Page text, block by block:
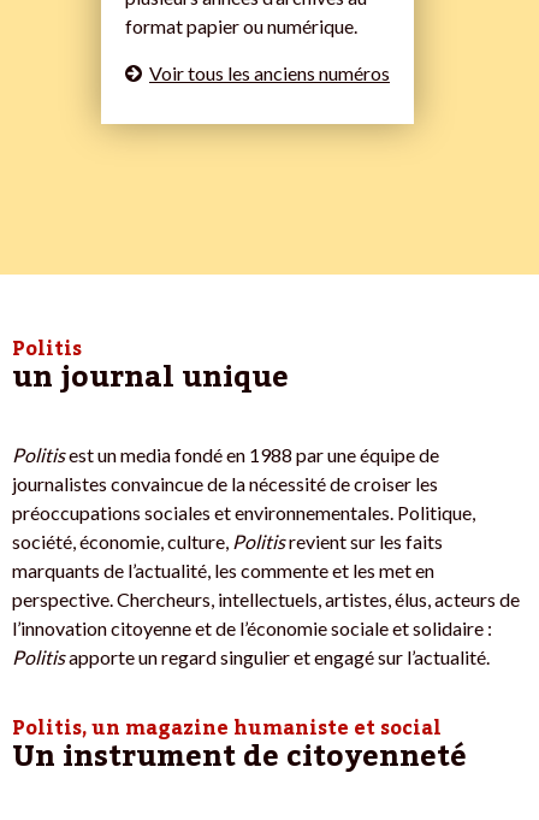
format papier ou numérique.
Voir tous les anciens numéros
Politis
un journal unique
Politisest un media fondé en 1988 par une équipe de
journalistes convaincue de la nécessité de croiser les
préoccupations sociales et environnementales. Politique,
société, économie, culture, Politisrevient sur les faits
marquants de l’actualité, les commente et les met en
perspective. Chercheurs, intellectuels, artistes, élus, acteurs de
l’innovation citoyenne et de l’économie sociale et solidaire :
Politisapporte un regard singulier et engagé sur l’actualité.
Politis, un magazine humaniste et social
Un instrument de citoyenneté